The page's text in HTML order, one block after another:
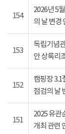
154
2026년 5
의 날 변경
153
독립기념
안 상록리
152
캠핑장 3.1
점검의 날
151
2025 유관
개최 관련